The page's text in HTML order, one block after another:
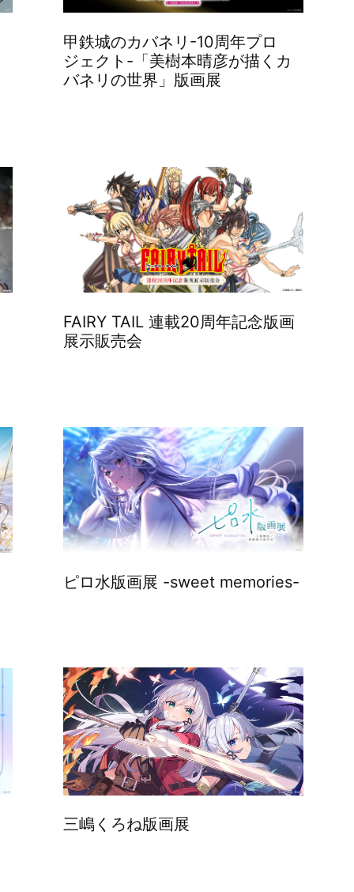
甲鉄城のカバネリ-10周年プロ
ジェクト-「美樹本晴彦が描くカ
バネリの世界」版画展
FAIRY TAIL 連載20周年記念版画
展示販売会
ピロ水版画展 -sweet memories-
三嶋くろね版画展